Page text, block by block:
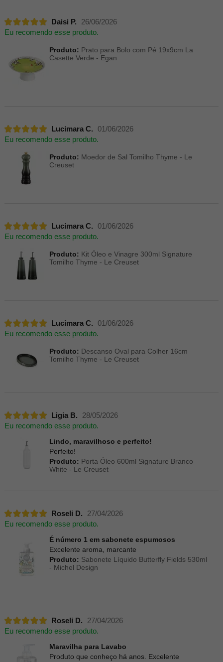
Daisi P.
26/06/2026
Eu recomendo esse produto.
Produto: Prato para Bolo com Pé 19x9cm La
Casette Verde - Egan
Lucimara C.
01/06/2026
Eu recomendo esse produto.
Produto: Moedor de Sal Tomilho Thyme - Le
Creuset
Lucimara C.
01/06/2026
Eu recomendo esse produto.
Produto: Kit Óleo e Vinagre 300ml Signature
Tomilho Thyme - Le Creuset
Lucimara C.
01/06/2026
Eu recomendo esse produto.
Produto: Descanso Oval para Colher 16cm
Tomilho Thyme - Le Creuset
Ligia B.
28/05/2026
Eu recomendo esse produto.
Lindo, maravilhoso e perfeito!
Perfeito!
Produto: Porta Óleo 600ml Signature Branco
White - Le Creuset
Roseli D.
27/04/2026
Eu recomendo esse produto.
É número 1 em sabonete espumosos
Excelente aroma, marcante
Produto: Sabonete Líquido Butterfly Fields 530ml
- Michel Design
Roseli D.
27/04/2026
Eu recomendo esse produto.
Maravilha para Lavabo
Produto que conheço há anos. Excelente